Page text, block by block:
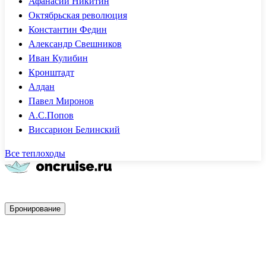
Октябрьская революция
Константин Федин
Александр Свешников
Иван Кулибин
Кронштадт
Алдан
Павел Миронов
А.С.Попов
Виссарион Белинский
Все теплоходы
Бронирование